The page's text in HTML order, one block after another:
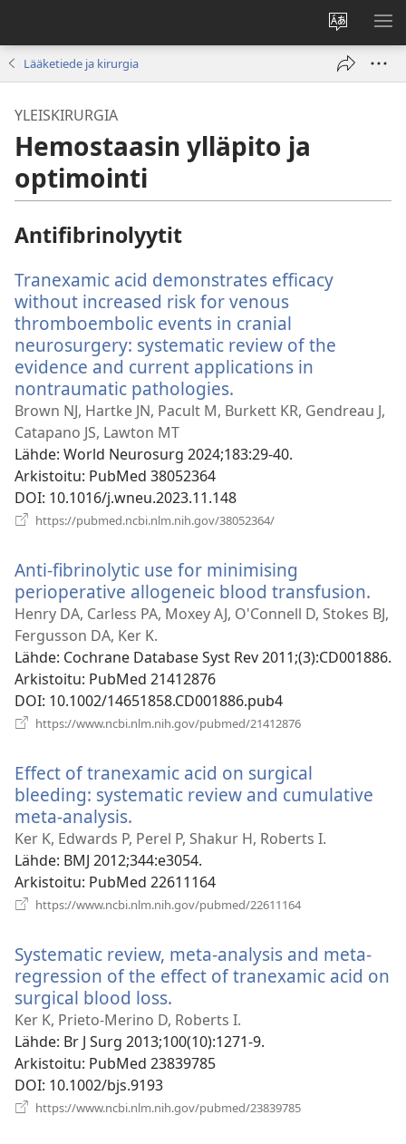
Vaihda
sivuston
kieli
Lääketiede ja kirurgia
YLEISKIRURGIA
Hemostaasin ylläpito ja
optimointi
Antifibrinolyytit
Tranexamic acid demonstrates efficacy
without increased risk for venous
thromboembolic events in cranial
neurosurgery: systematic review of the
evidence and current applications in
nontraumatic pathologies.
uuden
Brown NJ, Hartke JN, Pacult M, Burkett KR, Gendreau J,
Catapano JS, Lawton MT
Lähde‎: World Neurosurg 2024;183:29-40.
Arkistoitu‎: PubMed 38052364
DOI‎: 10.1016/j.wneu.2023.11.148
https://pubmed.ncbi.nlm.nih.gov/38052364/
Anti-fibrinolytic use for minimising
perioperative allogeneic blood transfusion.
Henry DA, Carless PA, Moxey AJ, O'Connell D, Stokes BJ,
Fergusson DA, Ker K.
Lähde‎: Cochrane Database Syst Rev 2011;(3):CD001886.
Arkistoitu‎: PubMed 21412876
DOI‎: 10.1002/14651858.CD001886.pub4
https://www.ncbi.nlm.nih.gov/pubmed/21412876
Effect of tranexamic acid on surgical
bleeding: systematic review and cumulative
meta-analysis.
uuden
ikkunan)
Ker K, Edwards P, Perel P, Shakur H, Roberts I.
Lähde‎: BMJ 2012;344:e3054.
Arkistoitu‎: PubMed 22611164
https://www.ncbi.nlm.nih.gov/pubmed/22611164
Systematic review, meta-analysis and meta-
regression of the effect of tranexamic acid on
surgical blood loss.
uuden
ikkunan)
Ker K, Prieto-Merino D, Roberts I.
Lähde‎: Br J Surg 2013;100(10):1271-9.
Arkistoitu‎: PubMed 23839785
DOI‎: 10.1002/bjs.9193
https://www.ncbi.nlm.nih.gov/pubmed/23839785